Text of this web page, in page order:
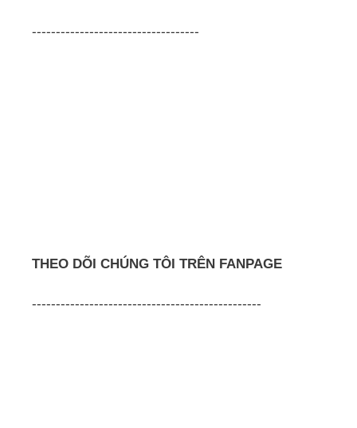
-----------------------------------
THEO DÕI CHÚNG TÔI TRÊN FANPAGE
------------------------------------------------